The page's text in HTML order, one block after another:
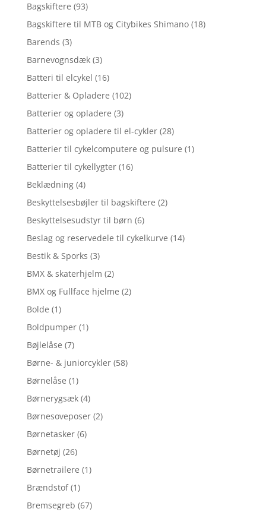
Bagskiftere (93)
Bagskiftere til MTB og Citybikes Shimano (18)
Barends (3)
Barnevognsdæk (3)
Batteri til elcykel (16)
Batterier & Opladere (102)
Batterier og opladere (3)
Batterier og opladere til el-cykler (28)
Batterier til cykelcomputere og pulsure (1)
Batterier til cykellygter (16)
Beklædning (4)
Beskyttelsesbøjler til bagskiftere (2)
Beskyttelsesudstyr til børn (6)
Beslag og reservedele til cykelkurve (14)
Bestik & Sporks (3)
BMX & skaterhjelm (2)
BMX og Fullface hjelme (2)
Bolde (1)
Boldpumper (1)
Bøjlelåse (7)
Børne- & juniorcykler (58)
Børnelåse (1)
Børnerygsæk (4)
Børnesoveposer (2)
Børnetasker (6)
Børnetøj (26)
Børnetrailere (1)
Brændstof (1)
Bremsegreb (67)